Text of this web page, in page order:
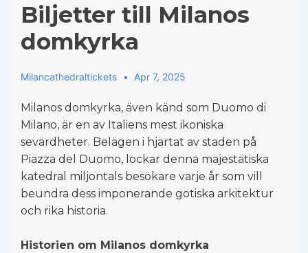
Biljetter till Milanos
domkyrka
Milancathedraltickets Apr 7, 2025
Milanos domkyrka, även känd som Duomo di
Milano, är en av Italiens mest ikoniska
sevärdheter. Belägen i hjärtat av staden på
Piazza del Duomo, lockar denna majestätiska
katedral miljontals besökare varje år som vill
beundra dess imponerande gotiska arkitektur
och rika historia.
Historien om Milanos domkyrka